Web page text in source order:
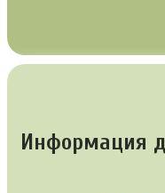
Информация